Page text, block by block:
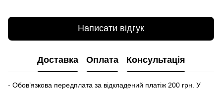
Написати відгук
Доставка Оплата Консультація
- Обов’язкова передплата за відкладений платіж 200 грн. У